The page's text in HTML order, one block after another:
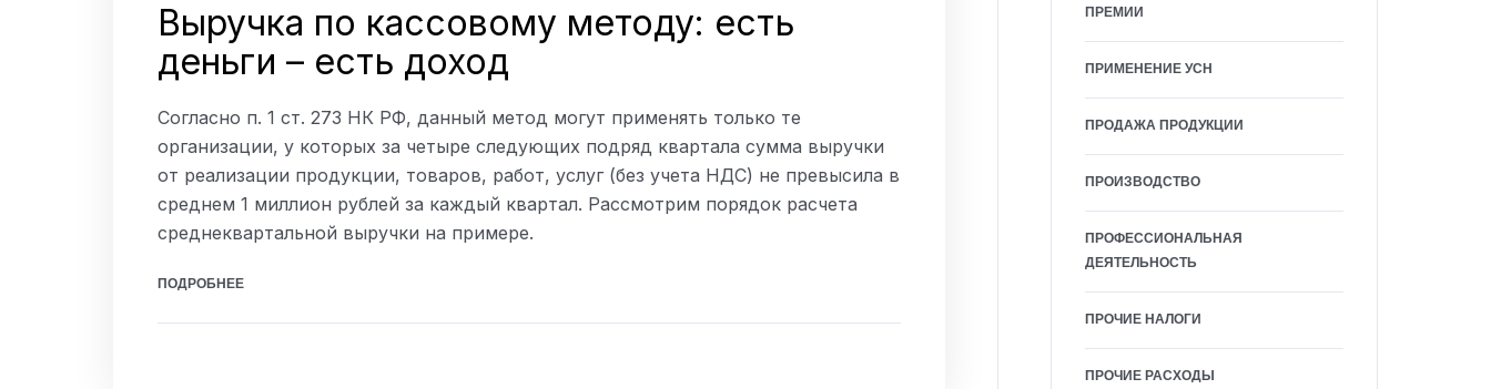
Выручка по кассовому методу: есть
деньги – есть доход
Согласно п. 1 ст. 273 НК РФ, данный метод могут применять только те
организации, у которых за четыре следующих подряд квартала сумма выручки
от реализации продукции, товаров, работ, услуг (без учета НДС) не превысила в
среднем 1 миллион рублей за каждый квартал. Рассмотрим порядок расчета
среднеквартальной выручки на примере.
ПОДРОБНЕЕ
ПРЕМИИ
ПРИМЕНЕНИЕ УСН
ПРОДАЖА ПРОДУКЦИИ
ПРОИЗВОДСТВО
ПРОФЕССИОНАЛЬНАЯ
ДЕЯТЕЛЬНОСТЬ
ПРОЧИЕ НАЛОГИ
ПРОЧИЕ РАСХОДЫ